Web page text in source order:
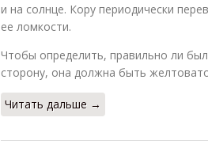
и на солнце. Кору периодически
ее ломкости.
Чтобы определить, правильно ли
сторону, она должна быть
Читать дальше →